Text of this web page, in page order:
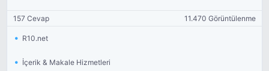
157 Cevap 11.470 Görüntülenme
R10.net
İçerik & Makale Hizmetleri